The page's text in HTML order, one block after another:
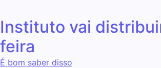
Instituto vai
feira
É bom saber disso